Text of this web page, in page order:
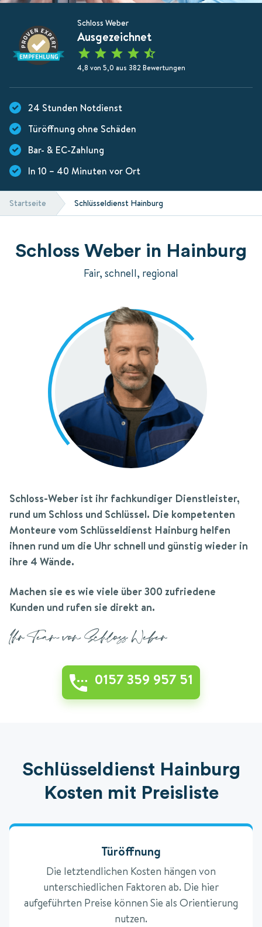
Schloss Weber
Ausgezeichnet
4,8 von 5,0 aus 382 Bewertungen
24 Stunden Notdienst
Türöffnung ohne Schäden
Bar- & EC-Zahlung
In 10 – 40 Minuten vor Ort
Startseite Schlüsseldienst Hainburg
Schloss Weber in Hainburg
Fair, schnell, regional
Schloss-Weber ist ihr fachkundiger Dienstleister,
rund um Schloss und Schlüssel. Die kompetenten
Monteure vom Schlüsseldienst Hainburg helfen
ihnen rund um die Uhr schnell und günstig wieder in
ihre 4 Wände.
Machen sie es wie viele über 300 zufriedene
Kunden und rufen sie direkt an.
Ihr Team von Schloss Weber
0157 359 957 51
Schlüsseldienst Hainburg
Kosten mit Preisliste
Türöffnung
Die letztendlichen Kosten hängen von
unterschiedlichen Faktoren ab. Die hier
aufgeführten Preise können Sie als Orientierung
nutzen.